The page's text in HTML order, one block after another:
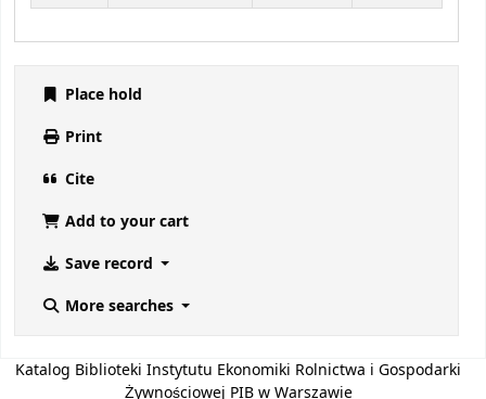
Place hold
Print
Cite
Add to your cart
Save record
More searches
Katalog Biblioteki Instytutu Ekonomiki Rolnictwa i Gospodarki
Żywnościowej PIB w Warszawie